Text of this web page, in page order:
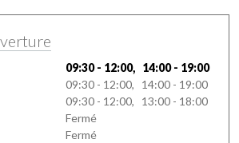
09:30 - 12:00, 14:00 - 19:00
09:30 - 12:00, 14:00 - 19:00
09:30 - 12:00, 13:00 - 18:00
Fermé
Fermé